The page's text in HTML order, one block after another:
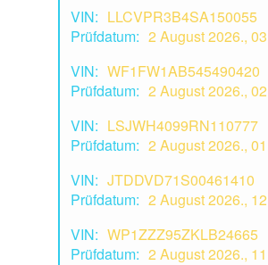
VIN: LLCVPR3B4SA150055
Prüfdatum: 2 August 2026.,
VIN: WF1FW1AB545490420
Prüfdatum: 2 August 2026.,
VIN: LSJWH4099RN110777
Prüfdatum: 2 August 2026.,
VIN: JTDDVD71S00461410
Prüfdatum: 2 August 2026.,
VIN: WP1ZZZ95ZKLB24665
Prüfdatum: 2 August 2026.,